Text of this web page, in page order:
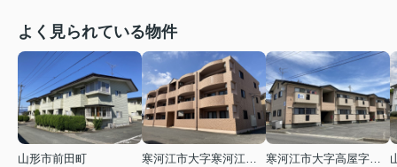
よく見られている物件
山形市前田町
寒河江市大字寒河江字鶴田
寒河江市大字高屋字西浦